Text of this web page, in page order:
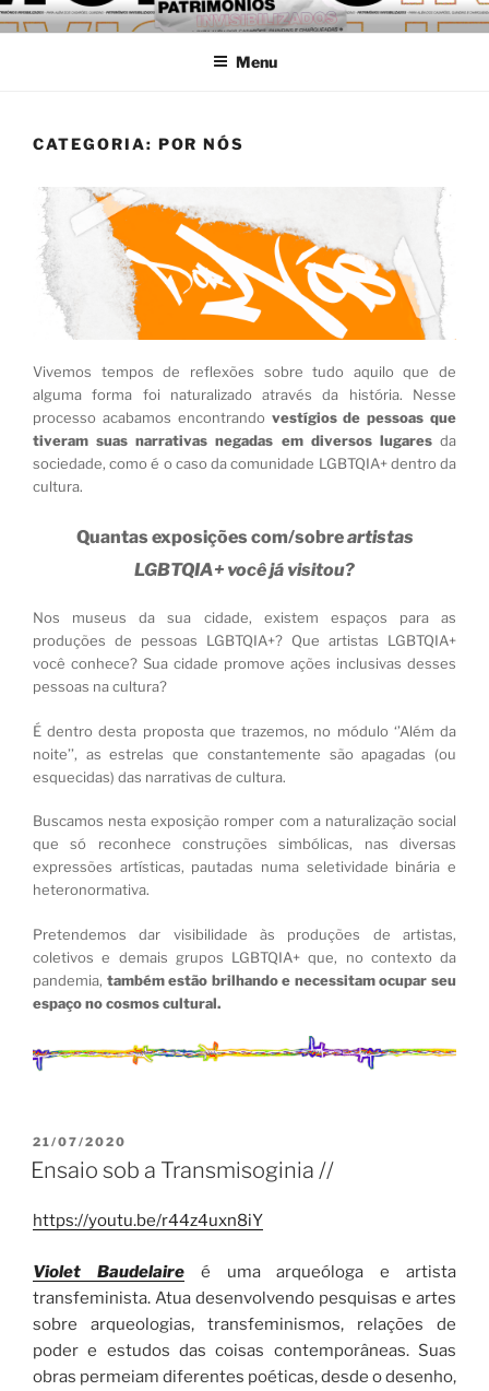
Pular
paraMARGENS: DIFERENTES
FORMAS DE HABITAR
Universidade Federal de Pelotas
Menu
CATEGORIA: POR NÓS
Vivemos tempos de reflexões sobre tudo aquilo que de
alguma forma foi naturalizado através da história. Nesse
processo acabamos encontrando vestígios de pessoas que
tiveram suas narrativas negadas em diversos lugaresda
sociedade, como é o caso da comunidade LGBTQIA+ dentro da
cultura.
Quantas exposições com/sobreartistas
LGBTQIA+ você já visitou?
Nos museus da sua cidade, existem espaços para as
produções de pessoas LGBTQIA+? Que artistas LGBTQIA+
você conhece? Sua cidade promove ações inclusivas desses
pessoas na cultura?
É dentro desta proposta que trazemos, no módulo ‘’Além da
noite’’, as estrelas que constantemente são apagadas (ou
esquecidas) das narrativas de cultura.
Buscamos nesta exposição romper com a naturalização social
que só reconhece construções simbólicas, nas diversas
expressões artísticas, pautadas numa seletividade binária e
heteronormativa.
Pretendemos dar visibilidade às produções de artistas,
coletivos e demais grupos LGBTQIA+ que, no contexto da
pandemia, também estão brilhando e necessitam ocupar seu
espaço no cosmos cultural.
PUBLICADO
EM
21/07/2020
Ensaio sob a Transmisoginia //
https://youtu.be/r44z4uxn8iY
Violet Baudelaireé uma arqueóloga e artista
transfeminista. Atua desenvolvendo pesquisas e artes
sobre arqueologias, transfeminismos, relações de
poder e estudos das coisas contemporâneas. Suas
obras permeiam diferentes poéticas, desde o desenho,